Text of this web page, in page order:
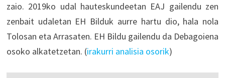
zaio. 2019ko udal hauteskundeetan EAJ gailendu zen
zenbait udaletan EH Bilduk aurre hartu dio, hala nola
Tolosan eta Arrasaten. EH Bildu gailendu da Debagoiena
osoko alkatetzetan. (irakurri analisia osorik)